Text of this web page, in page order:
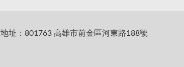
地址：801763 高雄市前金區河東路188號